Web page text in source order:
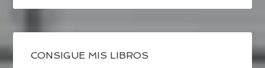
CONSIGUE MIS LIBROS